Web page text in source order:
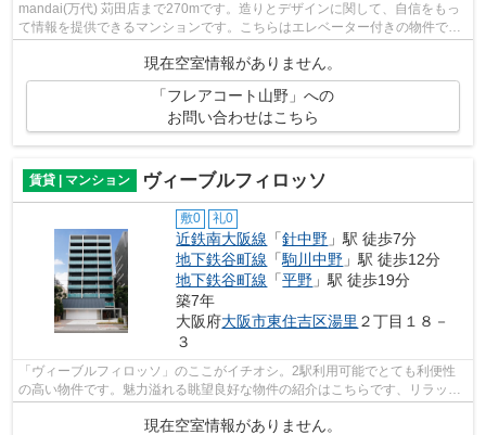
mandai(万代) 苅田店まで270mです。造りとデザインに関して、自信をもっ
て情報を提供できるマンションです。こちらはエレベーター付きの物件で
現在空室情報がありません。
「フレアコート山野」への
お問い合わせはこちら
賃貸 | マンション ヴィーブルフィロッソ
敷0 礼0
近鉄南大阪線 「針中野 」駅 徒歩7分
地下鉄谷町線 「駒川中野 」駅 徒歩12分
地下鉄谷町線 「平野 」駅 徒歩19分
築7年
大阪府大阪市東住吉区湯里 ２丁目１８－
３
「ヴィーブルフィロッソ」のここがイチオシ。2駅利用可能でとても利便性
の高い物件です。魅力溢れる眺望良好な物件の紹介はこちらです、リラック
スタイムを大切にしたいあなたに。設備...
現在空室情報がありません。